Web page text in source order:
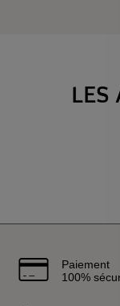
LES
Paiement
100%